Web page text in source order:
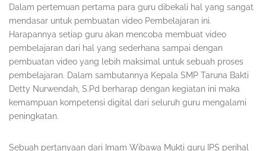
Dalam pertemuan pertama para guru dibekali hal yang sangat
mendasar untuk pembuatan video Pembelajaran ini.
Harapannya setiap guru akan mencoba membuat video
pembelajaran dari hal yang sederhana sampai dengan
pembuatan video yang lebih maksimal untuk sebuah proses
pembelajaran. Dalam sambutannya Kepala SMP Taruna Bakti
Detty Nurwendah, S.Pd berharap dengan kegiatan ini maka
kemampuan kompetensi digital dari seluruh guru mengalami
peningkatan.
Sebuah pertanyaan dari Imam Wibawa Mukti guru IPS perihal